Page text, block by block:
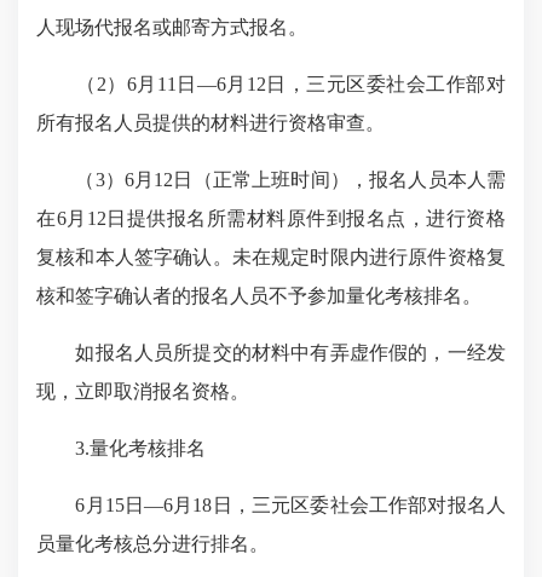
人现场代报名或邮寄方式报名。
（2）6月11日—6月12日，三元区委社会工作部对
所有报名人员提供的材料进行资格审查。
（3）6月12日（正常上班时间），报名人员本人需
在6月12日提供报名所需材料原件到报名点，进行资格
复核和本人签字确认。未在规定时限内进行原件资格复
核和签字确认者的报名人员不予参加量化考核排名。
如报名人员所提交的材料中有弄虚作假的，一经发
现，立即取消报名资格。
3.量化考核排名
6月15日—6月18日，三元区委社会工作部对报名人
员量化考核总分进行排名。